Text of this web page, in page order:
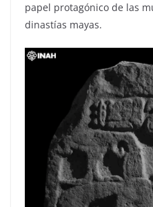
papel protagónico de las
dinastías mayas.